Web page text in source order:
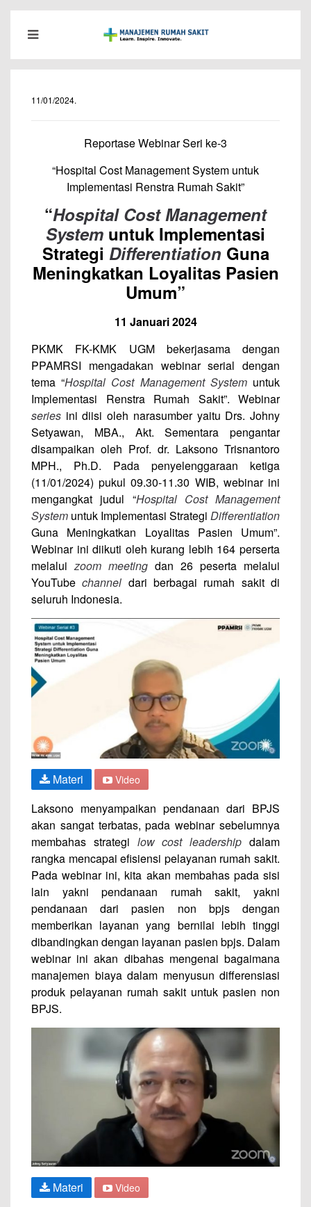
11/01/2024.
Reportase Webinar Seri ke-3
“Hospital Cost Management System untuk
Implementasi Renstra Rumah Sakit”
“Hospital Cost Management
System untuk Implementasi
Strategi Differentiation Guna
Meningkatkan Loyalitas Pasien
Umum”
11 Januari 2024
PKMK FK-KMK UGM bekerjasama dengan
PPAMRSI mengadakan webinar serial dengan
tema “Hospital Cost Management Systemuntuk
Implementasi Renstra Rumah Sakit”. Webinar
series ini diisi oleh narasumber yaitu Drs. Johny
Setyawan, MBA., Akt. Sementara pengantar
disampaikan oleh Prof. dr. Laksono Trisnantoro
MPH., Ph.D. Pada penyelenggaraan ketiga
(11/01/2024) pukul 09.30-11.30 WIB, webinar ini
mengangkat judul “Hospital Cost Management
System untuk Implementasi Strategi Differentiation
Guna Meningkatkan Loyalitas Pasien Umum”.
Webinar ini diikuti oleh kurang lebih 164 perserta
melaluizoom meeting dan 26 peserta melalui
YouTubechannel dari berbagai rumah sakit di
seluruh Indonesia.
Materi Video
Laksono menyampaikan pendanaan dari BPJS
akan sangat terbatas, pada webinar sebelumnya
membahas strategi low cost leadership dalam
rangka mencapai efisiensi pelayanan rumah sakit.
Pada webinar ini, kita akan membahas pada sisi
lain yakni pendanaan rumah sakit, yakni
pendanaan dari pasien non bpjs dengan
memberikan layanan yang bernilai lebih tinggi
dibandingkan dengan layanan pasien bpjs. Dalam
webinar ini akan dibahas mengenai bagaimana
manajemen biaya dalam menyusun differensiasi
produk pelayanan rumah sakit untuk pasien non
BPJS.
Materi Video